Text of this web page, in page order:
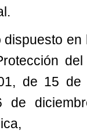
dispuesto
de 15
de